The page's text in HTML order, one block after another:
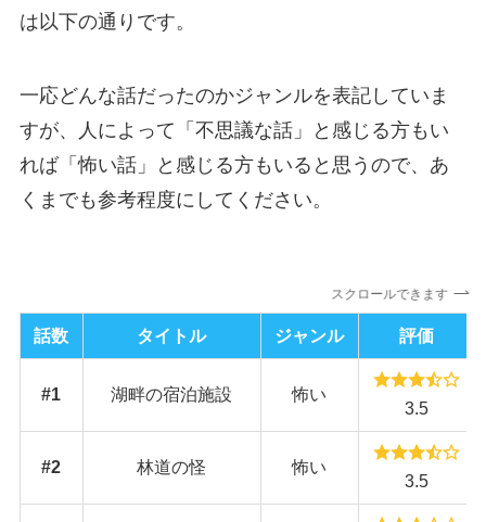
は以下の通りです。
一応どんな話だったのかジャンルを表記していま
すが、人によって「不思議な話」と感じる方もい
れば「怖い話」と感じる方もいると思うので、あ
くまでも参考程度にしてください。
スクロールできます
話数 タイトル ジャンル 評価
#1 湖畔の宿泊施設 怖い
3.5
#2 林道の怪 怖い
3.5